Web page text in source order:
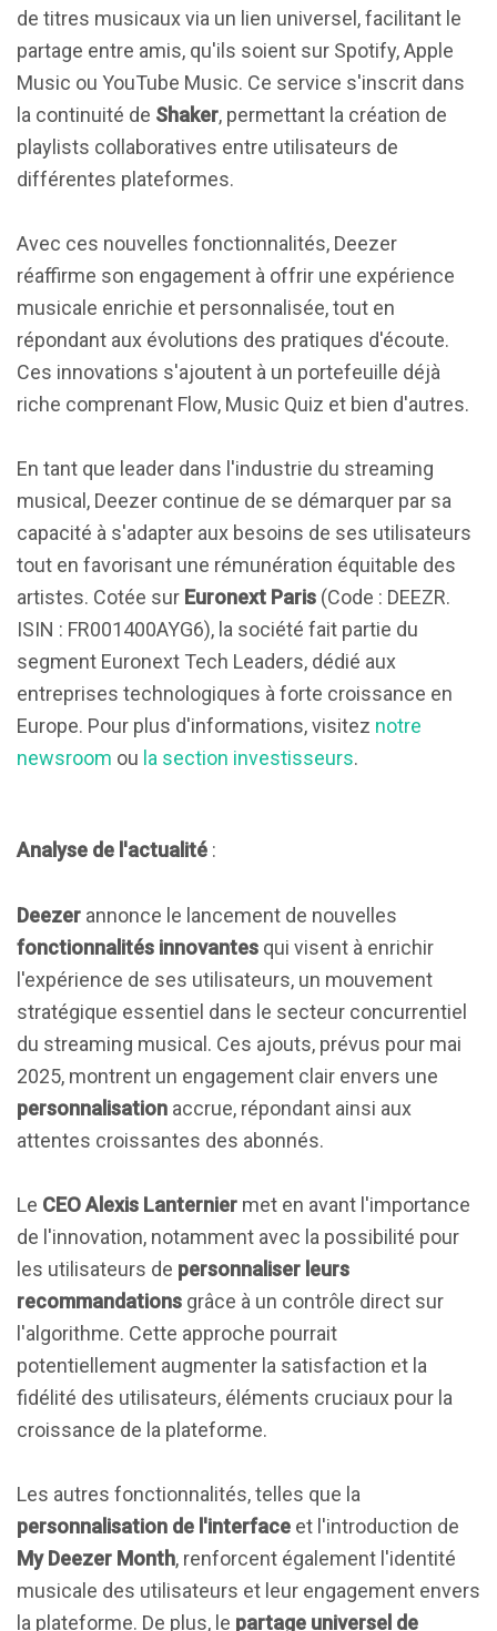
de titres musicaux via un lien universel, facilitant le
partage entre amis, qu'ils soient sur Spotify, Apple
Music ou YouTube Music. Ce service s'inscrit dans
la continuité de Shaker, permettant la création de
playlists collaboratives entre utilisateurs de
différentes plateformes.
Avec ces nouvelles fonctionnalités, Deezer
réaffirme son engagement à offrir une expérience
musicale enrichie et personnalisée, tout en
répondant aux évolutions des pratiques d'écoute.
Ces innovations s'ajoutent à un portefeuille déjà
riche comprenant Flow, Music Quiz et bien d'autres.
En tant que leader dans l'industrie du streaming
musical, Deezer continue de se démarquer par sa
capacité à s'adapter aux besoins de ses utilisateurs
tout en favorisant une rémunération équitable des
artistes. Cotée sur Euronext Paris (Code : DEEZR.
ISIN : FR001400AYG6), la société fait partie du
segment Euronext Tech Leaders, dédié aux
entreprises technologiques à forte croissance en
Europe. Pour plus d'informations, visitez notre
newsroom ou la section investisseurs.
Analyse de l'actualité :
Deezer annonce le lancement de nouvelles
fonctionnalités innovantes qui visent à enrichir
l'expérience de ses utilisateurs, un mouvement
stratégique essentiel dans le secteur concurrentiel
du streaming musical. Ces ajouts, prévus pour mai
2025, montrent un engagement clair envers une
personnalisation accrue, répondant ainsi aux
attentes croissantes des abonnés.
Le CEO Alexis Lanternier met en avant l'importance
de l'innovation, notamment avec la possibilité pour
les utilisateurs de personnaliser leurs
recommandations grâce à un contrôle direct sur
l'algorithme. Cette approche pourrait
potentiellement augmenter la satisfaction et la
fidélité des utilisateurs, éléments cruciaux pour la
croissance de la plateforme.
Les autres fonctionnalités, telles que la
personnalisation de l'interface et l'introduction de
My Deezer Month, renforcent également l'identité
musicale des utilisateurs et leur engagement envers
la plateforme. De plus, le partage universel de